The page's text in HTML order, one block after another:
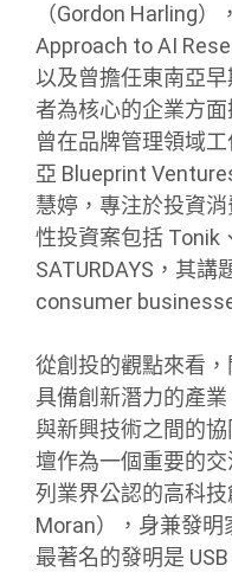
（Gordon Harling
Approach to AI
以及曾擔任東南亞
者為核心的企業方
曾在品牌管理領域
亞 Blueprint
慧婷，專注於投資
性投資案包括 Tonik
SATURDAYS，其
consumer
從創投的觀點來看
具備創新潛力的產
與新興技術之間的
壇作為一個重要的
列業界公認的高科
Moran），身兼發明
最著名的發明是